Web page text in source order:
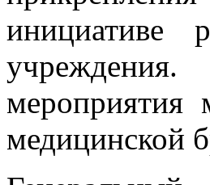
инициативе
медицинской